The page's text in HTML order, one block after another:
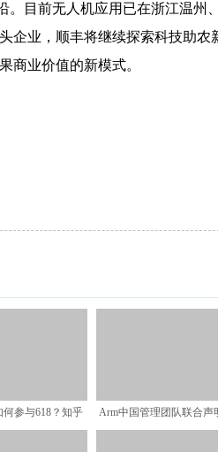
。目前无人机应用已在浙江温州
企业， 顺丰将继续探索科技助农
商业价值的新模式。
何参与618？知乎
Arm中国管理团队联合声